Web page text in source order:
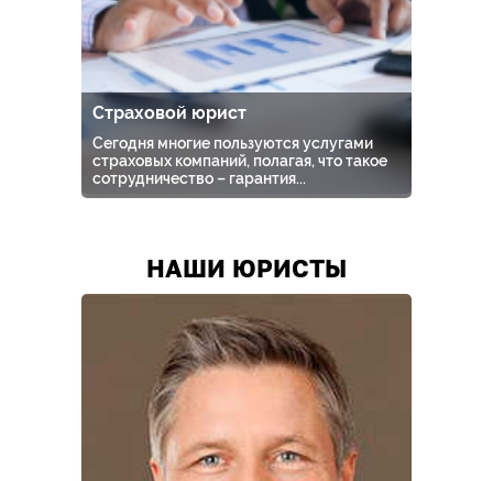
Страховой юрист
Сегодня многие пользуются услугами
страховых компаний, полагая, что такое
сотрудничество – гарантия...
НАШИ ЮРИСТЫ